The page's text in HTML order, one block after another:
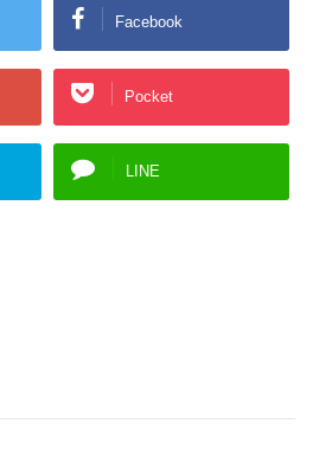
Facebook
Pocket
LINE